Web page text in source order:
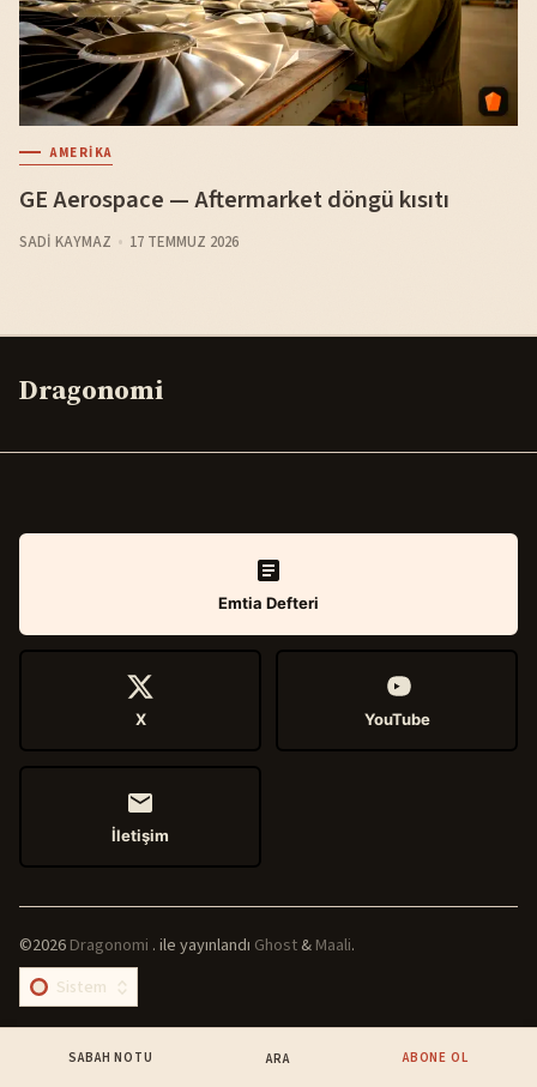
AMERIKA
GE Aerospace — Aftermarket döngü kısıtı
SADI KAYMAZ 17 TEMMUZ 2026
Dragonomi
Emtia Defteri
X YouTube
İletişim
©2026Dragonomi .ile yayınlandı Ghost&Maali.
SABAH NOTU ARA ABONE OL